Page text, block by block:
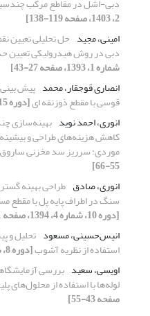
2، 1403، صفحه 119-138]
امینی، مجید حل تحلیلی تعیین
دبی در روش هیدرولیکی تعیین
شماره 1، 1393، صفحه 27-43]
انصاری قوجقار، محمد پیش
قوسی با مقطع ذوزنقه ای[دوره 15، شماره 4، 1399، صفحه 65-79]
انوری، احمد نوید بهینه‌سازی
کاهش هزینه‌های طراحی و
موردی: سرریز سد مخزنی
55-66]
انوری، صادق طراحی بهینه
سنگ در اطراف پایه پل با مقطع
[دوره 10، شماره 4، 1394، صفحه 51-64]
انیس‌حسینی، مسعود تحلیل و
استفاده از نظریه آشوب[دوره 8، شماره 3، 1392، صفحه 45-61]
اویسی، سعید بررسی
لوله‌ها با استفاده از محلول‌های
صفحه 43-55]